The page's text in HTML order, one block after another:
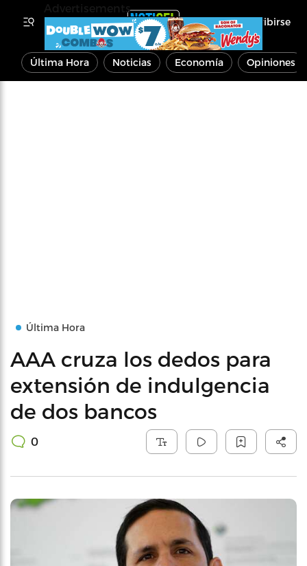
Inscribirse
Última Hora Noticias Economía Opiniones
Última Hora
AAA cruza los dedos para
extensión de indulgencia
de dos bancos
0
Advertisements